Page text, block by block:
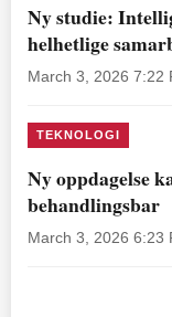
Ny studie:
helhetlige
March 3, 2026 7:22
TEKNOLOGI
Ny oppdagelse
behandlingsbar
March 3, 2026 6:23